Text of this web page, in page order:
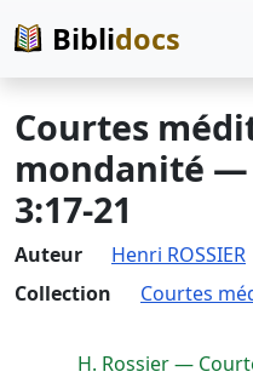
Biblidocs
Courtes
mondanité
3:17-21
Auteur
Henri ROSSIER
Collection
Courtes
H. Rossier —